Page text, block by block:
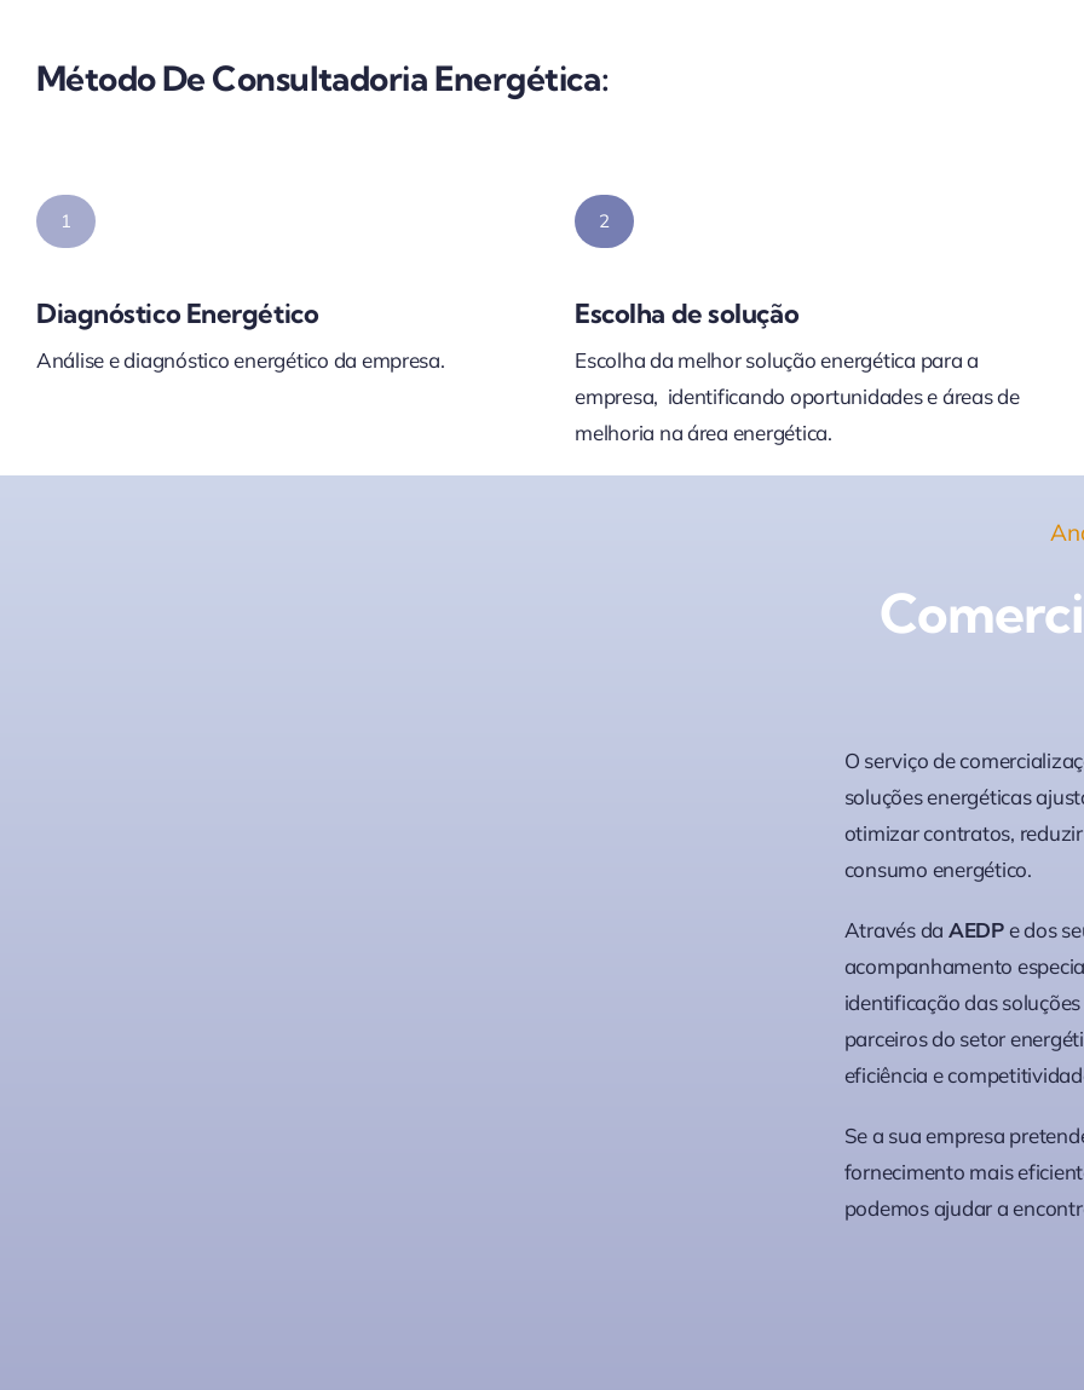
Método De Consultadoria Energética:
1
Diagnóstico Energético
Análise e diagnóstico energético da empresa.
2
Escolha de solução
Escolha da melhor solução energética para a
empresa, identificando oportunidades e áreas de
melhoria na área energética.
O serviço de
soluções energéticas
otimizar contratos,
consumo energético.
Através da AEDPe dos
acompanhamento
identificação das
parceiros do setor
eficiência e
Se a sua empresa
fornecimento mais
podemos ajudar a